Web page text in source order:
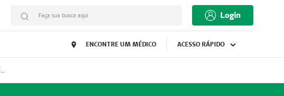
Faça sua busca aqui Login
ENCONTRE UM MÉDICO ACESSO RÁPIDO
Prestador Oncoped Serviços Médicos (51004335-0)